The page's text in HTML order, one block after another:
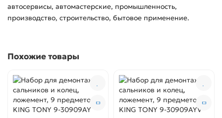
автосервисы, автомастерские, промышленность,
производство, строительство, бытовое применение.
Похожие товары